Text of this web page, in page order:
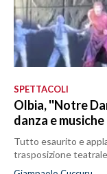
SPETTACOLI
Olbia, ''Notre
danza e
Tutto esaurito e
trasposizione